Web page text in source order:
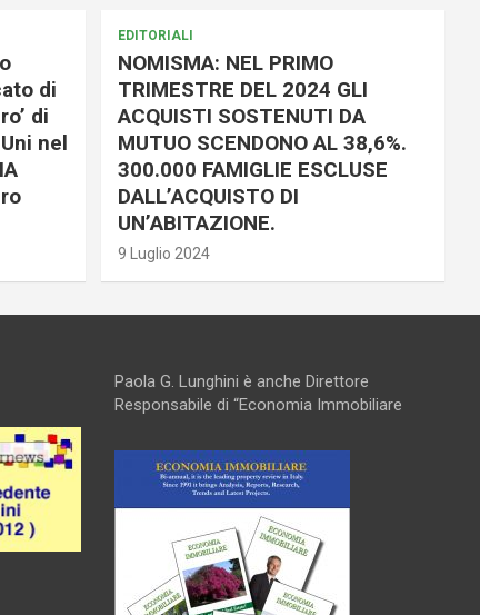
di
di
nel
EDITORIALI
NOMISMA: NEL PRIMO
TRIMESTRE DEL 2024 GLI
ACQUISTI SOSTENUTI DA
MUTUO SCENDONO AL 38,6%.
300.000 FAMIGLIE ESCLUSE
DALL’ACQUISTO DI
UN’ABITAZIONE.
9 Luglio 2024
Paola G. Lunghini è anche Direttore
Responsabile di “Economia Immobiliare